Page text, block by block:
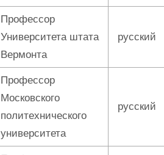
Профессор
Университета штата
Вермонта
русский
Профессор
Московского
политехнического
университета
русский